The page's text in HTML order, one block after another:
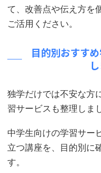
て、改善点や伝え方を
ご活用ください。
目的別おすす
独学だけでは不安な方
習サービスも整理しま
中学生向けの学習サー
立つ講座を、目的別に
す。